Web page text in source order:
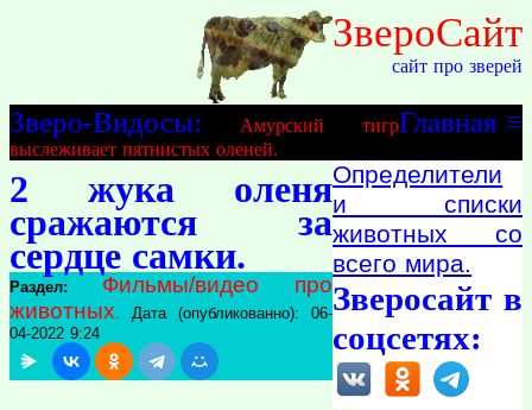
ЗвероСайт
сайт про зверей
≡
Главная
Зверо-Видосы:
Амурский тигр
выслеживает пятнистых оленей.
2 жука оленя
сражаются за
сердце самки.
Раздел:
Фильмы/видео про
животных. Дата (опубликованно): 06-
04-2022 9:24
Определители
и списки
животных со
всего мира.
Зверосайт в
соцсетях: